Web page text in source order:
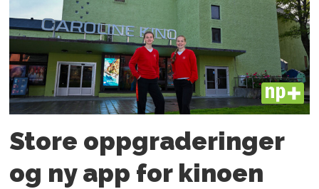
PLUS
Store oppgraderinger
og ny app for kinoen